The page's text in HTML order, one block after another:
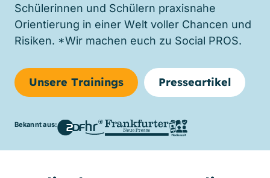
Schülerinnen und Schülern praxisnahe
Orientierung in einer Welt voller Chancen und
Risiken. *Wir machen euch zu Social PROS.
Unsere Trainings Presseartikel
Bekannt aus: